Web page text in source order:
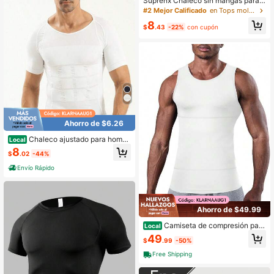
Ahorro de $6.26
Local Chaleco ajustado para hombr
e, moldeador de pecho, de compres
ión, ajustado y que disimula los abd
ominales, top moldeador.
$8.02 -44%
Envío Rápido
ombres, ropa deportiva de fitness, c
amiseta deportiva para correr
#2 Mejor Calificado en Tops moldeadores para hombre
$8.43 -22% con cupón
Ahorro de $49.99
Local Camiseta de compresión para
hombres, camiseta interior moldead
ora, chaleco moldeador corporal, ca
miseta de tirantes de compresión, f
aja moldeadora con control de abdo
men
$49.99 -50%
Free Shipping